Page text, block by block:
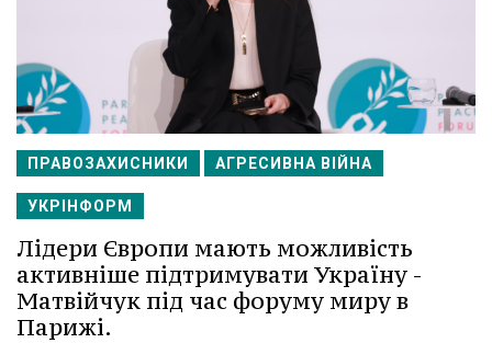
ПРАВОЗАХИСНИКИ АГРЕСИВНА ВІЙНА
УКРІНФОРМ
Лідери Європи мають можливість
активніше підтримувати Україну -
Матвійчук під час форуму миру в
Парижі.